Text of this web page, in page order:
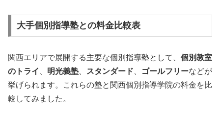
大手個別指導塾との料金比較表
関西エリアで展開する主要な個別指導塾として、 個別教室
のトライ 、 明光義塾、 スタンダード、 ゴールフリーなどが
挙げられます。これらの塾と関西個別指導学院の料金を比
較してみました。